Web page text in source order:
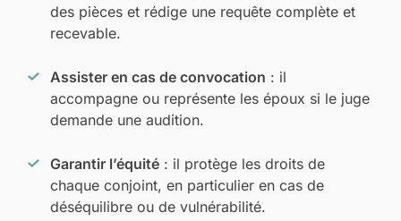
des pièces et rédige une requête complète et
recevable.
Assister en cas de convocation : il
accompagne ou représente les époux si le juge
demande une audition.
Garantir l’équité : il protège les droits de
chaque conjoint, en particulier en cas de
déséquilibre ou de vulnérabilité.